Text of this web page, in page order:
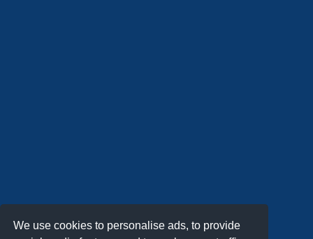
We use cookies to personalise ads, to provide